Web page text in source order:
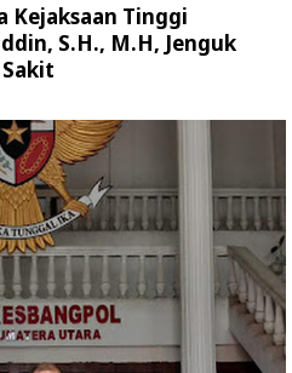
Kejaksaan Tinggi
S.H., M.H, Jenguk